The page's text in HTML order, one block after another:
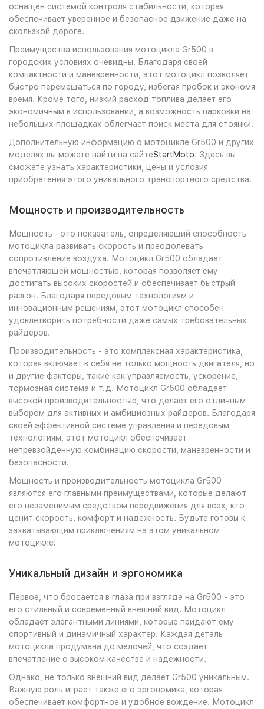
оснащен системой контроля стабильности, которая
обеспечивает уверенное и безопасное движение даже на
скользкой дороге.
Преимущества использования мотоцикла Gr500 в
городских условиях очевидны. Благодаря своей
компактности и маневренности, этот мотоцикл позволяет
быстро перемещаться по городу, избегая пробок и экономя
время. Кроме того, низкий расход топлива делает его
экономичным в использовании, а возможность парковки на
небольших площадках облегчает поиск места для стоянки.
Дополнительную информацию о мотоцикле Gr500 и других
моделях вы можете найти на сайтеStartMoto. Здесь вы
сможете узнать характеристики, цены и условия
приобретения этого уникального транспортного средства.
Мощность и производительность
Мощность - это показатель, определяющий способность
мотоцикла развивать скорость и преодолевать
сопротивление воздуха. Мотоцикл Gr500 обладает
впечатляющей мощностью, которая позволяет ему
достигать высоких скоростей и обеспечивает быстрый
разгон. Благодаря передовым технологиям и
инновационным решениям, этот мотоцикл способен
удовлетворить потребности даже самых требовательных
райдеров.
Производительность - это комплексная характеристика,
которая включает в себя не только мощность двигателя, но
и другие факторы, такие как управляемость, ускорение,
тормозная система и т.д. Мотоцикл Gr500 обладает
высокой производительностью, что делает его отличным
выбором для активных и амбициозных райдеров. Благодаря
своей эффективной системе управления и передовым
технологиям, этот мотоцикл обеспечивает
непревзойденную комбинацию скорости, маневренности и
безопасности.
Мощность и производительность мотоцикла Gr500
являются его главными преимуществами, которые делают
его незаменимым средством передвижения для всех, кто
ценит скорость, комфорт и надежность. Будьте готовы к
захватывающим приключениям на этом уникальном
мотоцикле!
Уникальный дизайн и эргономика
Первое, что бросается в глаза при взгляде на Gr500 - это
его стильный и современный внешний вид. Мотоцикл
обладает элегантными линиями, которые придают ему
спортивный и динамичный характер. Каждая деталь
мотоцикла продумана до мелочей, что создает
впечатление о высоком качестве и надежности.
Однако, не только внешний вид делает Gr500 уникальным.
Важную роль играет также его эргономика, которая
обеспечивает комфортное и удобное вождение. Мотоцикл